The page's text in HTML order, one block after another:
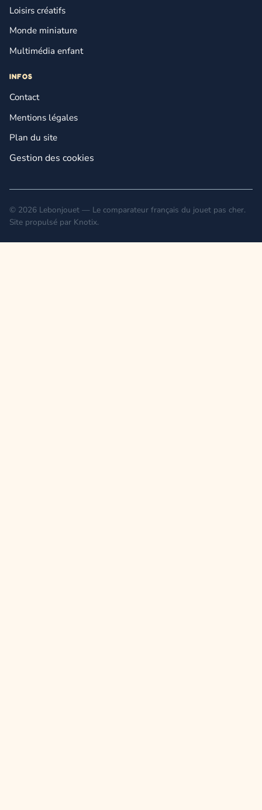
Loisirs créatifs
Monde miniature
Multimédia enfant
INFOS
Contact
Mentions légales
Plan du site
Gestion des cookies
© 2026 Lebonjouet — Le comparateur français du jouet pas cher.
Site propulsé par Knotix.